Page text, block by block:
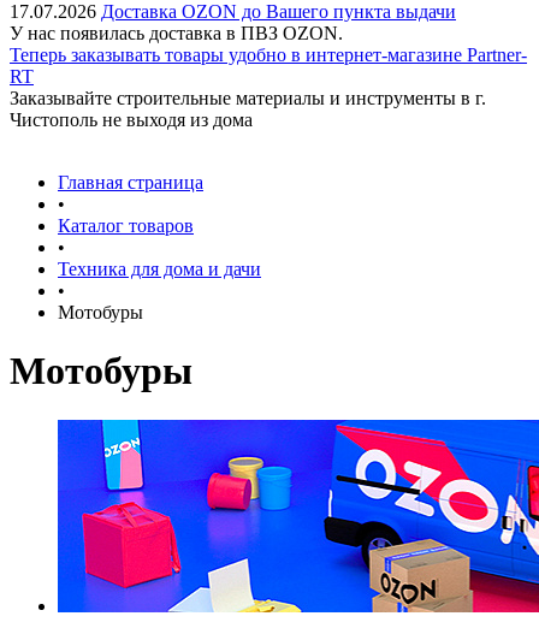
17.07.2026 Доставка OZON до Вашего пункта выдачи
У нас появилась доставка в ПВЗ OZON.
Теперь заказывать товары удобно в интернет-магазине Partner-
RT
Заказывайте строительные материалы и инструменты в г.
Чистополь не выходя из дома
Главная страница
•
Каталог товаров
•
Техника для дома и дачи
•
Мотобуры
Мотобуры